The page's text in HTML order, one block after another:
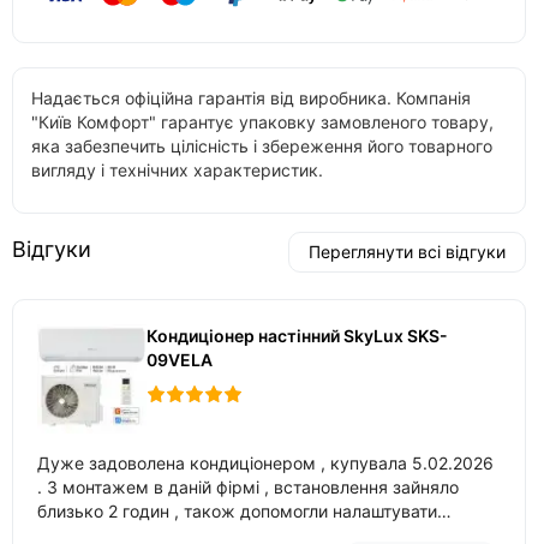
Надається офіційна гарантія від виробника. Компанія
"Київ Комфорт" гарантує упаковку замовленого товару,
яка забезпечить цілісність і збереження його товарного
вигляду і технічних характеристик.
Відгуки Переглянути всі відгуки
Кондиціонер настінний SkyLux SKS-
09VELA
Дуже задоволена кондиціонером , купувала 5.02.2026
. З монтажем в даній фірмі , встановлення зайняло
близько 2 годин , також допомогли налаштувати